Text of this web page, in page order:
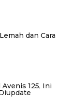
dan Cara
125, Ini